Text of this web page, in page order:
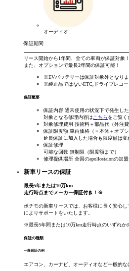
オーディオ
保証期間
リース開始から1年間、全ての車両が保証対象！
また、オプションで最長2年間の保証可能！
※EVバッテリーは保証対象外となりま
※純正品ではないETC,ドライブレコー
保証概要
保証内容 通常使用の状況下で発生し
対象となる修理内容は こちらをご覧く
対象修理費用 技術料＋部品代（外注
保証限度額 車両価格（＝本体＋オプ
延長保証に加入した場合も限度額は変
保証修理
可能な回数 無制限（限度額まで）
修理提供場所 全国のapollostaionの加
新車リースの保証
最長5年または10万km
走行時点までメーカー保証付き！ ※
ポチモの新車リースでは、お客様に長く安心
によりサポートをいたします。
※最長5年間または10万km走行時点のいずれか
保証の種類
一般保証の例
エアコン、カーナビ、オーディオなど一般的な